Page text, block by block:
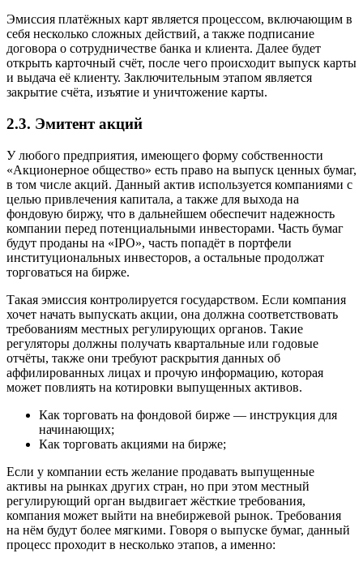
Эмиссия платёжных карт является процессом, включающим в
себя несколько сложных действий, а также подписание
договора о сотрудничестве банка и клиента. Далее будет
открыть карточный счёт, после чего происходит выпуск карты
и выдача её клиенту. Заключительным этапом является
закрытие счёта, изъятие и уничтожение карты.
2.3. Эмитент акций
У любого предприятия, имеющего форму собственности
«Акционерное общество» есть право на выпуск ценных бумаг,
в том числе акций. Данный актив используется компаниями с
целью привлечения капитала, а также для выхода на
фондовую биржу, что в дальнейшем обеспечит надежность
компании перед потенциальными инвесторами. Часть бумаг
будут проданы на «IPO», часть попадёт в портфели
институциональных инвесторов, а остальные продолжат
торговаться на бирже.
Такая эмиссия контролируется государством. Если компания
хочет начать выпускать акции, она должна соответствовать
требованиям местных регулирующих органов. Такие
регуляторы должны получать квартальные или годовые
отчёты, также они требуют раскрытия данных об
аффилированных лицах и прочую информацию, которая
может повлиять на котировки выпущенных активов.
Как торговать на фондовой бирже — инструкция для
начинающих;
Как торговать акциями на бирже;
Если у компании есть желание продавать выпущенные
активы на рынках других стран, но при этом местный
регулирующий орган выдвигает жёсткие требования,
компания может выйти на внебиржевой рынок. Требования
на нём будут более мягкими. Говоря о выпуске бумаг, данный
процесс проходит в несколько этапов, а именно: